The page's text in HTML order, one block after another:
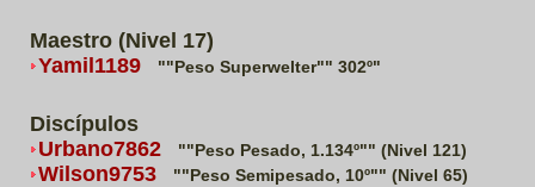
Maestro (Nivel 17)
Yamil1189
""Peso Superwelter"" 302º"
Discípulos
Urbano7862
""Peso Pesado, 1.134º"" (Nivel 121)
Wilson9753 ""Peso Semipesado, 10º"" (Nivel 65)